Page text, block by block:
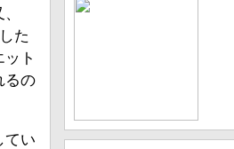
た
ト
るの
てい